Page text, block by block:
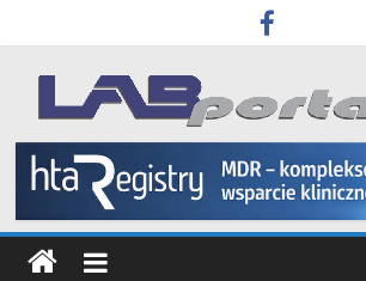
to
content
Labportal
Laboratoria
Aparatura
Badania